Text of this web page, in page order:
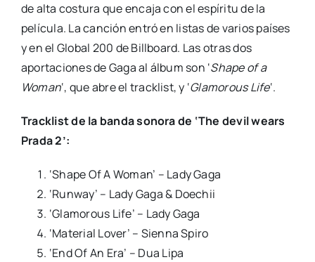
de alta costura que encaja con el espíritu de la
película. La canción entró en listas de varios países
y en el Global 200 de Billboard. Las otras dos
aportaciones de Gaga al álbum son ‘Shape of a
Woman‘, que abre el tracklist, y ‘Glamorous Life‘.
Tracklist de la banda sonora de ‘The devil wears
Prada 2’:
‘Shape Of A Woman’ – Lady Gaga
‘Runway’ – Lady Gaga & Doechii
‘Glamorous Life’ – Lady Gaga
‘Material Lover’ – Sienna Spiro
‘End Of An Era’ – Dua Lipa